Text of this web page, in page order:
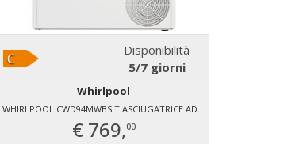
Disponibilità
5/7 giorni
Whirlpool
WHIRLPOOL CWD94MWBSIT ASCIUGATRICE AD ESPULSIONE ARIA
€ 769,00